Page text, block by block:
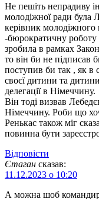
Не пешіть непрадиву
молодіжної ради була
керівник молодіжного
-бюрократичну роботу
зробила в рамках
то він би не підписав
поступив би так , як в
своєї дитини та
делегації в Німеччину.
Він тоді визвав
Німеччину. Роби що
Ренькас також міг
повинна бути
Відповіcти
Єтаган сказав:
11.12.2023 о 10:20
А можна шоб